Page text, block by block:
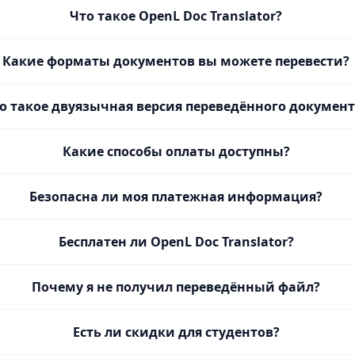
Что такое OpenL Doc Translator?
Какие форматы документов вы можете перевести?
такое двуязычная версия переведённого
Какие способы оплаты доступны?
Безопасна ли моя платежная информация?
Бесплатен ли OpenL Doc Translator?
Почему я не получил переведённый файл?
Есть ли скидки для студентов?